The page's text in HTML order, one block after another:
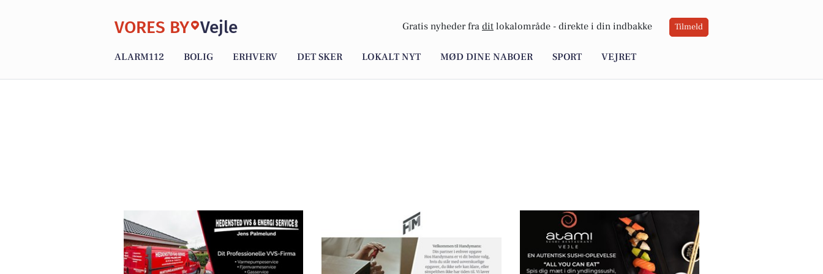
VORES BY Vejle Gratis nyheder fra dit lokalområde - direkte i din indbakke Tilmeld
ALARM112 BOLIG ERHVERV DET SKER LOKALT NYT MØD DINE NABOER SPORT VEJRET